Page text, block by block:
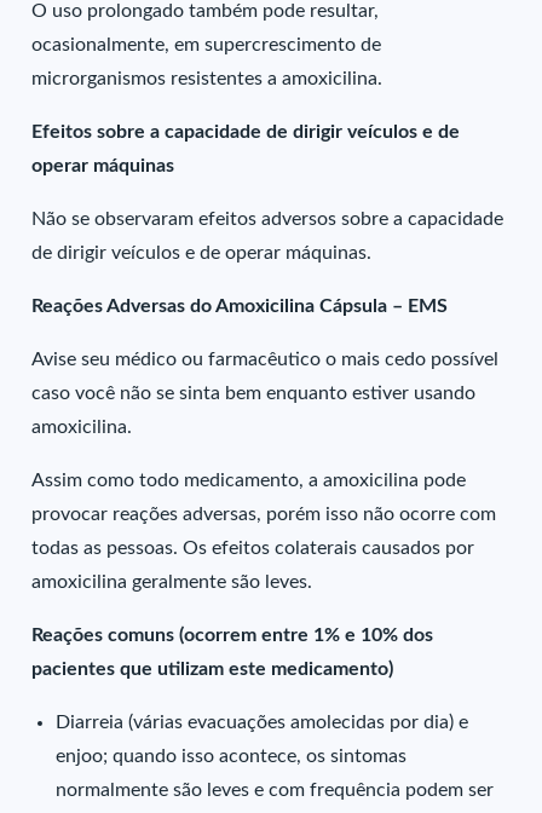
O uso prolongado também pode resultar,
ocasionalmente, em supercrescimento de
microrganismos resistentes a amoxicilina.
Efeitos sobre a capacidade de dirigir veículos e de
operar máquinas
Não se observaram efeitos adversos sobre a capacidade
de dirigir veículos e de operar máquinas.
Reações Adversas do Amoxicilina Cápsula – EMS
Avise seu médico ou farmacêutico o mais cedo possível
caso você não se sinta bem enquanto estiver usando
amoxicilina.
Assim como todo medicamento, a amoxicilina pode
provocar reações adversas, porém isso não ocorre com
todas as pessoas. Os efeitos colaterais causados por
amoxicilina geralmente são leves.
Reações comuns (ocorrem entre 1% e 10% dos
pacientes que utilizam este medicamento)
Diarreia (várias evacuações amolecidas por dia) e
enjoo; quando isso acontece, os sintomas
normalmente são leves e com frequência podem ser